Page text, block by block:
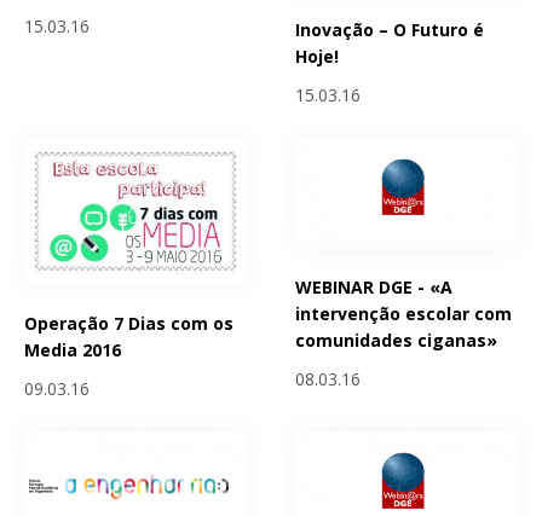
15.03.16
Inovação – O Futuro é
Hoje!
15.03.16
Operação 7 Dias com os
Media 2016
09.03.16
WEBINAR DGE - «A
intervenção escolar com
comunidades ciganas»
08.03.16